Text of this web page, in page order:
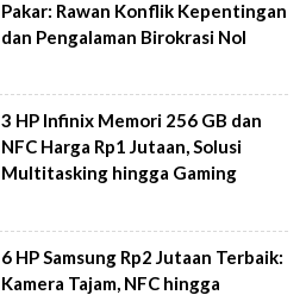
Pakar: Rawan Konflik Kepentingan
dan Pengalaman Birokrasi Nol
3 HP Infinix Memori 256 GB dan
NFC Harga Rp1 Jutaan, Solusi
Multitasking hingga Gaming
6 HP Samsung Rp2 Jutaan Terbaik:
Kamera Tajam, NFC hingga